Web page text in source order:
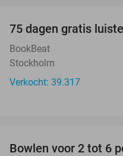
75 dagen gratis
BookBeat
Stockholm
Verkocht: 39.317
Bowlen voor 2 tot 6